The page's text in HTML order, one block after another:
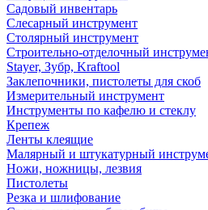
Садовый инвентарь
Слесарный инструмент
Столярный инструмент
Строительно-отделочный
Stayer, Зубр, Kraftool
Заклепочники, пистолеты для скоб
Измерительный инструмент
Инструменты по кафелю и стеклу
Крепеж
Ленты клеящие
Малярный и штукатурный
Ножи, ножницы, лезвия
Пистолеты
Резка и шлифование